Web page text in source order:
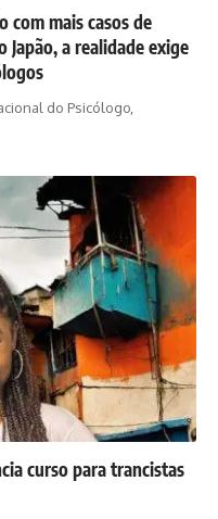
com mais casos de
a realidade exige
do Psicólogo,
curso para trancistas